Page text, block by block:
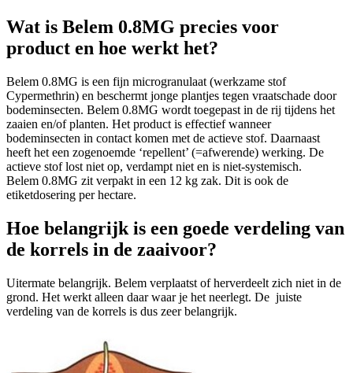
Wat is Belem 0.8MG precies voor
product en hoe werkt het?
Belem 0.8MG is een fijn microgranulaat (werkzame stof
Cypermethrin) en beschermt jonge plantjes tegen vraatschade door
bodeminsecten. Belem 0.8MG wordt toegepast in de rij tijdens het
zaaien en/of planten. Het product is effectief wanneer
bodeminsecten in contact komen met de actieve stof. Daarnaast
heeft het een zogenoemde ‘repellent’ (=afwerende) werking. De
actieve stof lost niet op, verdampt niet en is niet-systemisch.
Belem 0.8MG zit verpakt in een 12 kg zak. Dit is ook de
etiketdosering per hectare.
Hoe belangrijk is een goede verdeling van
de korrels in de zaaivoor?
Uitermate belangrijk. Belem verplaatst of herverdeelt zich niet in de
grond. Het werkt alleen daar waar je het neerlegt. De juiste
verdeling van de korrels is dus zeer belangrijk.